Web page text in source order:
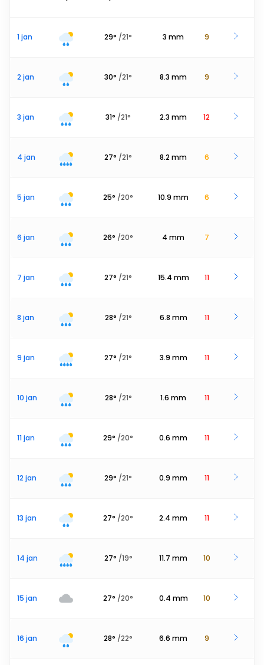
1 jan 29° /21° 3 mm 9
2 jan 30° /21° 8.3 mm 9
3 jan 31° /21° 2.3 mm 12
4 jan 27° /21° 8.2mm 6
5 jan 25° /20° 10.9 mm 6
6 jan 26° /20° 4 mm 7
7 jan 27° /21° 15.4 mm 11
8 jan 28° /21° 6.8 mm 11
9 jan 27° /21° 3.9 mm 11
10 jan 28° /21° 1.6 mm 11
11 jan 29° /20° 0.6 mm 11
12 jan 29° /21° 0.9 mm 11
13 jan 27° /20° 2.4 mm 11
14 jan 27° /19° 11.7 mm 10
15 jan 27° /20° 0.4 mm 10
16 jan 28° /22° 6.6 mm 9